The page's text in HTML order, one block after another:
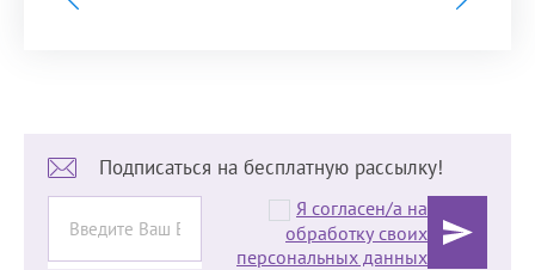
Подписаться на бесплатную рассылку!
Я согласен/а на
обработку своих
персональных данных